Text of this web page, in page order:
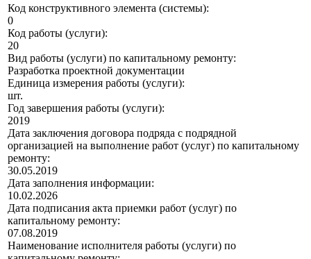
Код конструктивного элемента (системы):
0
Код работы (услуги):
20
Вид работы (услуги) по капитальному ремонту:
Разработка проектной документации
Единица измерения работы (услуги):
шт.
Год завершения работы (услуги):
2019
Дата заключения договора подряда с подрядной
организацией на выполнение работ (услуг) по капитальному
ремонту:
30.05.2019
Дата заполнения информации:
10.02.2026
Дата подписания акта приемки работ (услуг) по
капитальному ремонту:
07.08.2019
Наименование исполнителя работы (услуги) по